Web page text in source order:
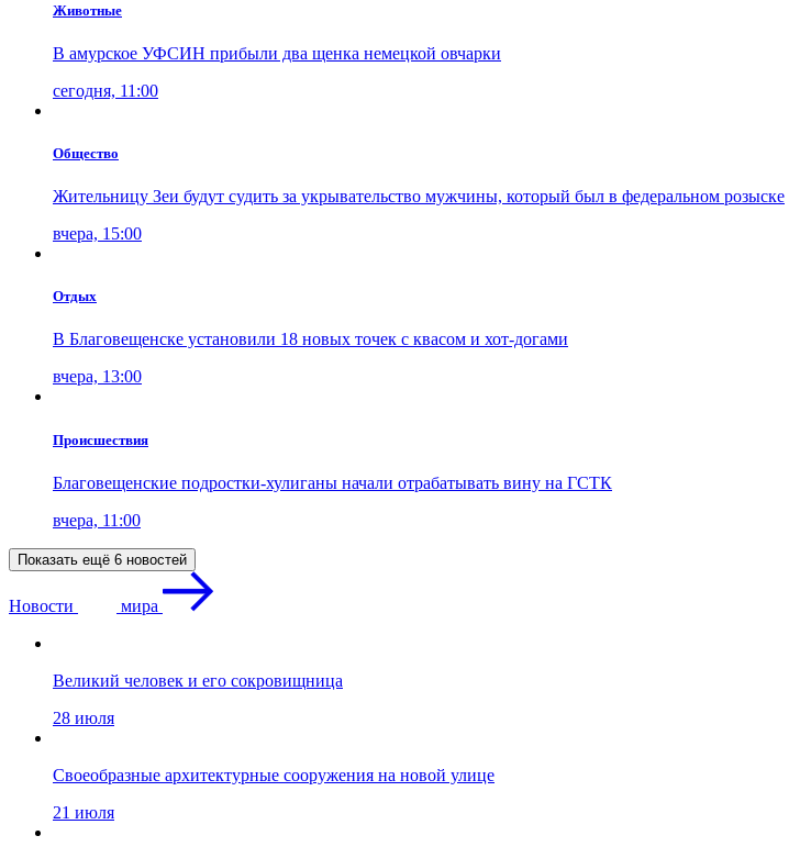
Животные
В амурское УФСИН прибыли два щенка немецкой овчарки
сегодня, 11:00
Общество
Жительницу Зеи будут судить за укрывательство мужчины, который был в федеральном розыске
вчера, 15:00
Отдых
В Благовещенске установили 18 новых точек с квасом и хот-догами
вчера, 13:00
Проиcшествия
Благовещенские подростки-хулиганы начали отрабатывать вину на ГСТК
вчера, 11:00
Показать ещё 6 новостей
Новости мира
Великий человек и его сокровищница
28 июля
Своеобразные архитектурные сооружения на новой улице
21 июля